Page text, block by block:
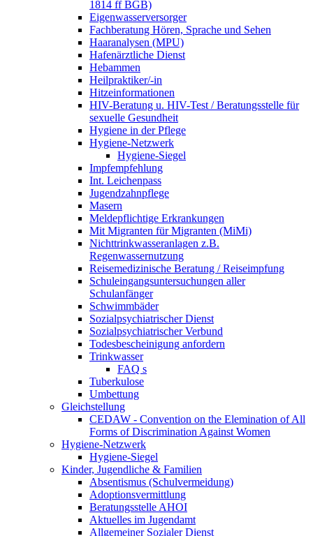
1814 ff BGB)
Eigenwasserversorger
Fachberatung Hören, Sprache und Sehen
Haaranalysen (MPU)
Hafenärztliche Dienst
Hebammen
Heilpraktiker/-in
Hitzeinformationen
HIV-Beratung u. HIV-Test / Beratungsstelle für
sexuelle Gesundheit
Hygiene in der Pflege
Hygiene-Netzwerk
Hygiene-Siegel
Impfempfehlung
Int. Leichenpass
Jugendzahnpflege
Masern
Meldepflichtige Erkrankungen
Mit Migranten für Migranten (MiMi)
Nichttrinkwasseranlagen z.B.
Regenwassernutzung
Reisemedizinische Beratung / Reiseimpfung
Schuleingangsuntersuchungen aller
Schulanfänger
Schwimmbäder
Sozialpsychiatrischer Dienst
Sozialpsychiatrischer Verbund
Todesbescheinigung anfordern
Trinkwasser
FAQ s
Tuberkulose
Umbettung
Gleichstellung
CEDAW - Convention on the Elemination of All
Forms of Discrimination Against Women
Hygiene-Netzwerk
Hygiene-Siegel
Kinder, Jugendliche & Familien
Absentismus (Schulvermeidung)
Adoptionsvermittlung
Beratungsstelle AHOI
Aktuelles im Jugendamt
Allgemeiner Sozialer Dienst